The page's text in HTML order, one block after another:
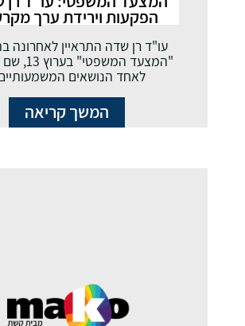
הפקעות וירידת ערך
עו"ד רן שדה התראיין לאחרונה
"המצעד
לאחד הנושאים
המשך קריאה